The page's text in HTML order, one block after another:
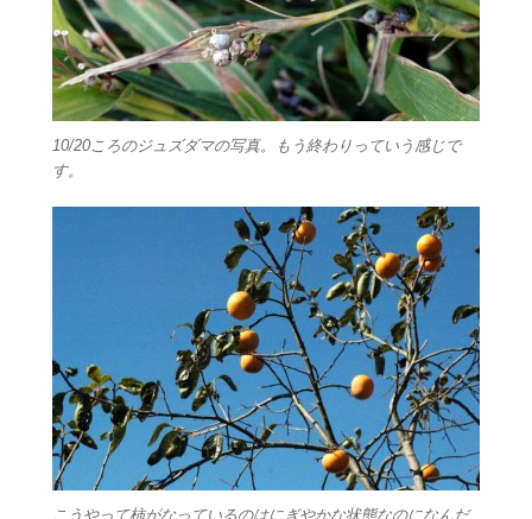
10/20ころのジュズダマの写真。もう終わりっていう感じで
す。
こうやって柿がなっているのはにぎやかな状態なのになんだ